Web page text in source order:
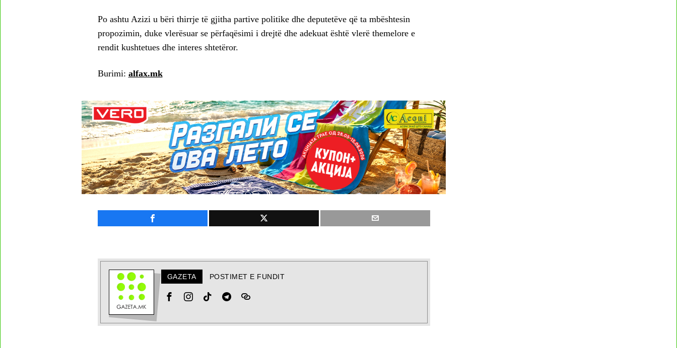
Po ashtu Azizi u bëri thirrje të gjitha partive politike dhe deputetëve që ta mbështesin
propozimin, duke vlerësuar se përfaqësimi i drejtë dhe adekuat është vlerë themelore e
rendit kushtetues dhe interes shtetëror.
Burimi: alfax.mk
GAZETA POSTIMET E FUNDIT